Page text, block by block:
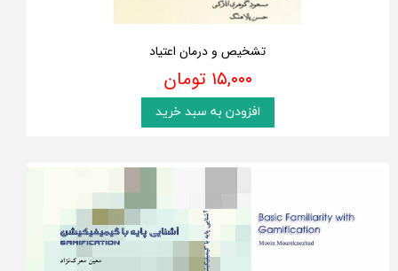
تشخیص و درمان اعتیاد
۱۵,۰۰۰ تومان
افزودن به سبد خرید